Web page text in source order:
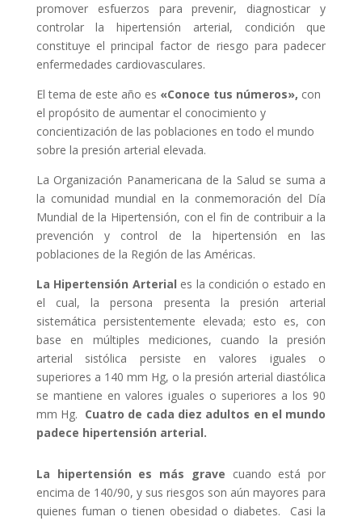
promover esfuerzos para prevenir, diagnosticar y
controlar la hipertensión arterial, condición que
constituye el principal factor de riesgo para padecer
enfermedades cardiovasculares.
El tema de este año es «Conoce tus números», con
el propósito de aumentar el conocimiento y
concientización de las poblaciones en todo el mundo
sobre la presión arterial elevada.
La Organización Panamericana de la Salud se suma a
la comunidad mundial en la conmemoración del Día
Mundial de la Hipertensión, con el fin de contribuir a la
prevención y control de la hipertensión en las
poblaciones de la Región de las Américas.
La Hipertensión Arterial es la condición o estado en
el cual, la persona presenta la presión arterial
sistemática persistentemente elevada; esto es, con
base en múltiples mediciones, cuando la presión
arterial sistólica persiste en valores iguales o
superiores a 140 mm Hg, o la presión arterial diastólica
se mantiene en valores iguales o superiores a los 90
mm Hg. Cuatro de cada diez adultos en el mundo
padece hipertensión arterial.
La hipertensión es más grave cuando está por
encima de 140/90, y sus riesgos son aún mayores para
quienes fuman o tienen obesidad o diabetes. Casi la